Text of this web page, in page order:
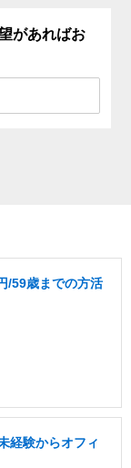
があればお
/59歳までの方活
経験からオフィ